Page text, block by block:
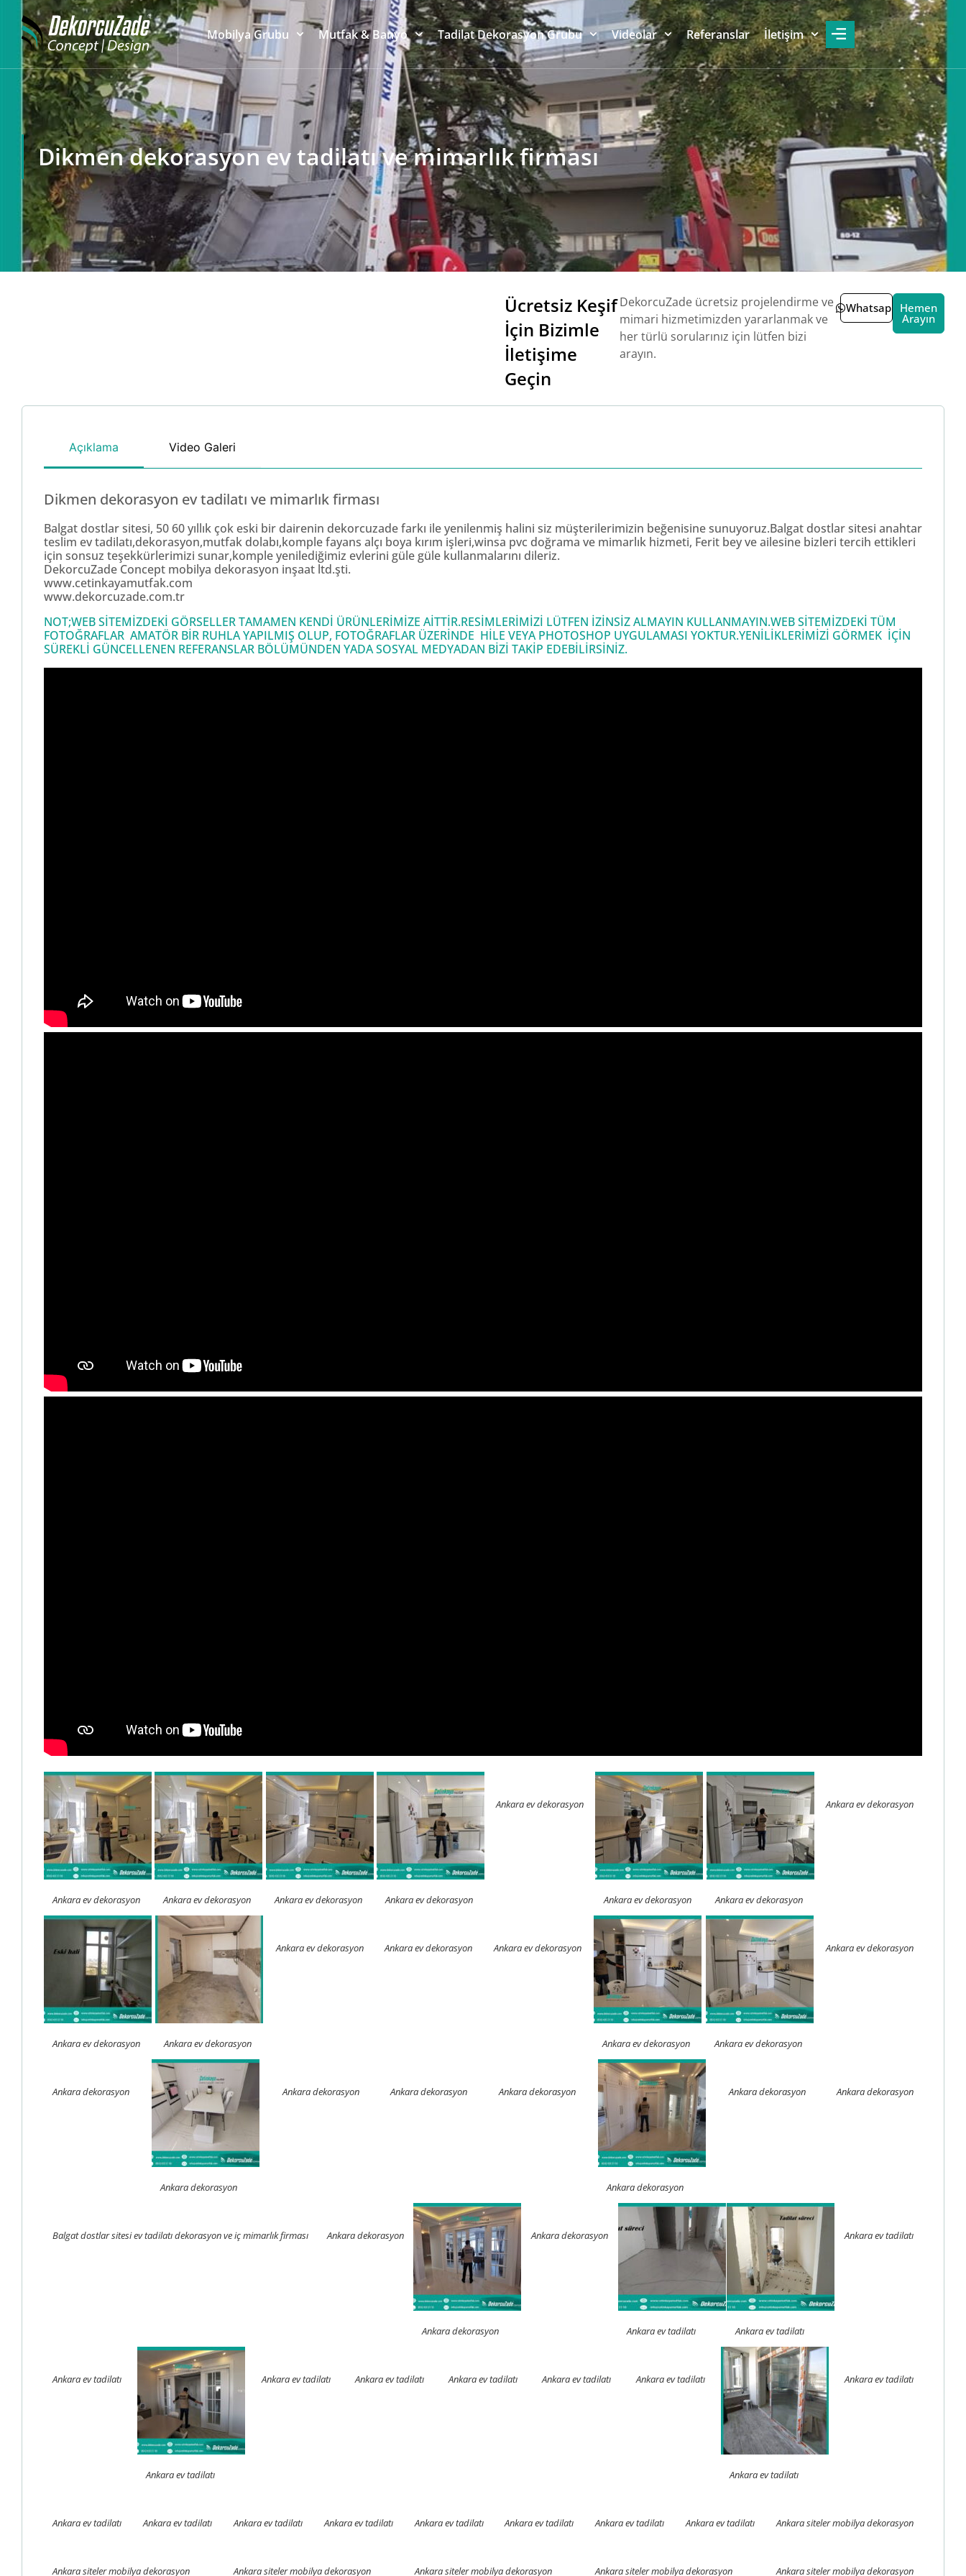
Mobilya Grubu Mutfak & Banyo Tadilat Dekorasyon Grubu Videolar Referanslar İletişim
Dikmen dekorasyon ev tadilatı ve mimarlık firması
Ücretsiz Keşif
İçin Bizimle
İletişime
Geçin
DekorcuZade ücretsiz projelendirme ve
mimari hizmetimizden yararlanmak ve
her türlü sorularınız için lütfen bizi
arayın.
Whatsapp Hemen
Arayın
Açıklama Video Galeri
Dikmen dekorasyon ev tadilatı ve mimarlık firması
Balgat dostlar sitesi, 50 60 yıllık çok eski bir dairenin dekorcuzade farkı ile yenilenmiş halini siz müşterilerimizin beğenisine sunuyoruz.Balgat dostlar sitesi anahtar
teslim ev tadilatı,dekorasyon,mutfak dolabı,komple fayans alçı boya kırım işleri,winsa pvc doğrama ve mimarlık hizmeti, Ferit bey ve ailesine bizleri tercih ettikleri
için sonsuz teşekkürlerimizi sunar,komple yenilediğimiz evlerini güle güle kullanmalarını dileriz.
DekorcuZade Concept mobilya dekorasyon inşaat ltd.şti.
www.cetinkayamutfak.com
www.dekorcuzade.com.tr
NOT;WEB SİTEMİZDEKİ GÖRSELLER TAMAMEN KENDİ ÜRÜNLERİMİZE AİTTİR.RESİMLERİMİZİ LÜTFEN İZİNSİZ ALMAYIN KULLANMAYIN.WEB SİTEMİZDEKİ TÜM
FOTOĞRAFLAR AMATÖR BİR RUHLA YAPILMIŞ OLUP, FOTOĞRAFLAR ÜZERİNDE HİLE VEYA PHOTOSHOP UYGULAMASI YOKTUR.YENİLİKLERİMİZİ GÖRMEK İÇİN
SÜREKLİ GÜNCELLENEN REFERANSLAR BÖLÜMÜNDEN YADA SOSYAL MEDYADAN BİZİ TAKİP EDEBİLİRSİNİZ.
Ankara ev dekorasyon Ankara ev dekorasyon Ankara ev dekorasyon Ankara ev dekorasyon
Ankara ev dekorasyon
Ankara ev dekorasyon Ankara ev dekorasyon
Ankara ev dekorasyon
Ankara ev dekorasyon Ankara ev dekorasyon
Ankara ev dekorasyon Ankara ev dekorasyon Ankara ev dekorasyon
Ankara ev dekorasyon Ankara ev dekorasyon
Ankara ev dekorasyon
Ankara dekorasyon
Ankara dekorasyon
Ankara dekorasyon Ankara dekorasyon Ankara dekorasyon
Ankara dekorasyon
Ankara dekorasyon Ankara dekorasyon
Balgat dostlar sitesi ev tadilatı dekorasyon ve iç mimarlık firması Ankara dekorasyon
Ankara dekorasyon
Ankara dekorasyon
Ankara ev tadilatı Ankara ev tadilatı
Ankara ev tadilatı
Ankara ev tadilatı
Ankara ev tadilatı
Ankara ev tadilatı Ankara ev tadilatı Ankara ev tadilatı Ankara ev tadilatı Ankara ev tadilatı
Ankara ev tadilatı
Ankara ev tadilatı
Ankara ev tadilatı Ankara ev tadilatı Ankara ev tadilatı Ankara ev tadilatı Ankara ev tadilatı Ankara ev tadilatı Ankara ev tadilatı Ankara ev tadilatı Ankara siteler mobilya dekorasyon
Ankara siteler mobilya dekorasyon Ankara siteler mobilya dekorasyon Ankara siteler mobilya dekorasyon Ankara siteler mobilya dekorasyon Ankara siteler mobilya dekorasyon